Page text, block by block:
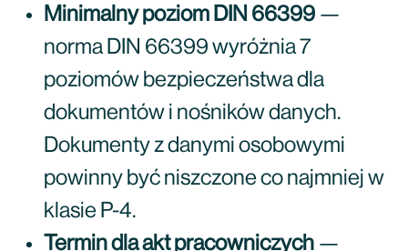
Minimalny poziom DIN 66399 —
norma DIN 66399 wyróżnia 7
poziomów bezpieczeństwa dla
dokumentów i nośników danych.
Dokumenty z danymi osobowymi
powinny być niszczone co najmniej w
klasie P-4.
Termin dla akt pracowniczych —